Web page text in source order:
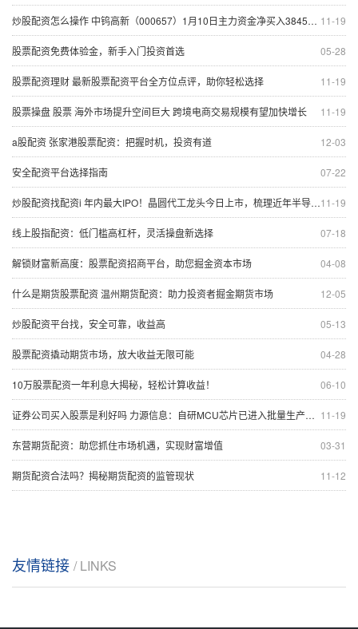
11-19
炒股配资怎么操作 中钨高新（000657）1月10日主力资金净买入384503万元
05-28
股票配资免费体验金，新手入门投资首选
11-19
股票配资理财 最新股票配资平台全方位点评，助你轻松选择
11-19
股票操盘 股票 海外市场提升空间巨大 跨境电商交易规模有望加快增长
12-03
a股配资 张家港股票配资：把握时机，投资有道
07-22
安全配资平台选择指南
11-19
炒股配资找配资i 年内最大IPO！晶圆代工龙头今日上市，梳理近年半导体新股，这些特点值得关注
07-18
线上股指配资：低门槛高杠杆，灵活操盘新选择
04-08
解锁财富新高度：股票配资招商平台，助您掘金资本市场
12-05
什么是期货股票配资 温州期货配资：助力投资者掘金期货市场
05-13
炒股配资平台找，安全可靠，收益高
04-28
股票配资撬动期货市场，放大收益无限可能
06-10
10万股票配资一年利息大揭秘，轻松计算收益！
11-19
证券公司买入股票是利好吗 力源信息：自研MCU芯片已进入批量生产阶段 量产规模将逐步爬坡
03-31
东营期货配资：助您抓住市场机遇，实现财富增值
11-12
期货配资合法吗？揭秘期货配资的监管现状
友情链接 / LINKS